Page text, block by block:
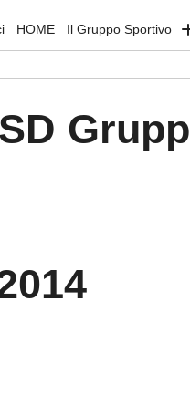
HOME Il Gruppo Sportivo